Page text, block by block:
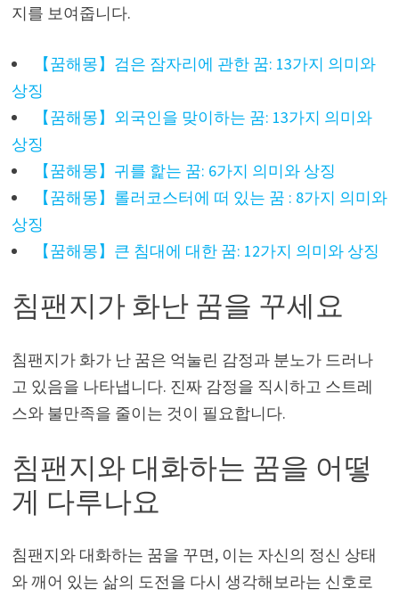
지를 보여줍니다.
【꿈해몽】검은 잠자리에 관한 꿈: 13가지 의미와
상징
【꿈해몽】외국인을 맞이하는 꿈: 13가지 의미와
상징
【꿈해몽】귀를 핥는 꿈: 6가지 의미와 상징
【꿈해몽】롤러코스터에 떠 있는 꿈 : 8가지 의미와
상징
【꿈해몽】큰 침대에 대한 꿈: 12가지 의미와 상징
침팬지가 화난 꿈을 꾸세요
침팬지가 화가 난 꿈은 억눌린 감정과 분노가 드러나
고 있음을 나타냅니다. 진짜 감정을 직시하고 스트레
스와 불만족을 줄이는 것이 필요합니다.
침팬지와 대화하는 꿈을 어떻
게 다루나요
침팬지와 대화하는 꿈을 꾸면, 이는 자신의 정신 상태
와 깨어 있는 삶의 도전을 다시 생각해보라는 신호로